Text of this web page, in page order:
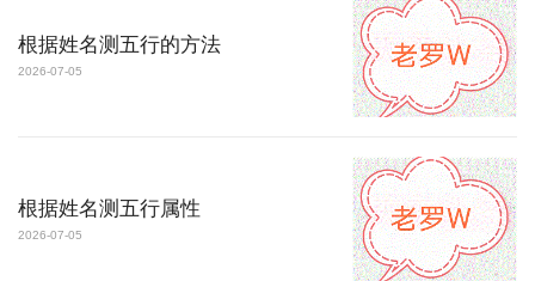
根据姓名测五行的方法
2026-07-05
根据姓名测五行属性
2026-07-05